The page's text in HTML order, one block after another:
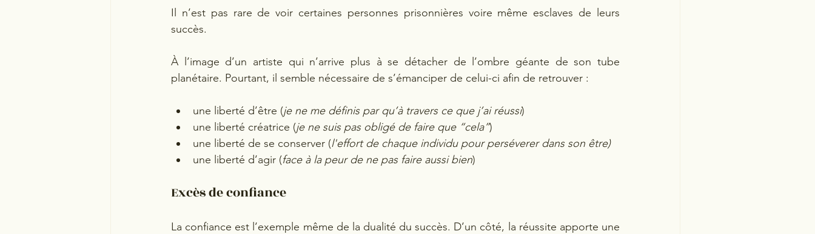
Il n’est pas rare de voir certaines personnes prisonnières voire même esclaves de leurs
succès.
À l’image d’un artiste qui n’arrive plus à se détacher de l’ombre géante de son tube
planétaire. Pourtant, il semble nécessaire de s’émanciper de celui-ci afin de retrouver :
une liberté d’être (je ne me définis par qu’à travers ce que j’ai réussi)
une liberté créatrice (je ne suis pas obligé de faire que “cela”)
une liberté de se conserver (l'effort de chaque individu pour perséverer dans son être)
une liberté d’agir (face à la peur de ne pas faire aussi bien)
Excès de confiance
La confiance est l’exemple même de la dualité du succès. D’un côté, la réussite apporte une